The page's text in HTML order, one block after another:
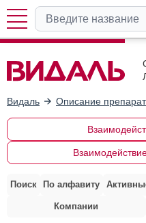
Видаль Описание
Поиск По алфавиту
Компании